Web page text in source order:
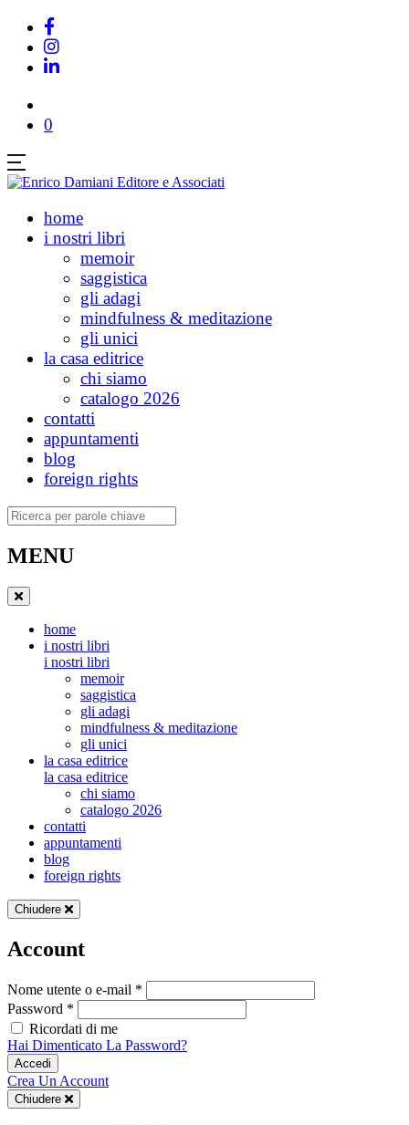
0
home
i nostri libri
memoir
saggistica
gli adagi
mindfulness & meditazione
gli unici
la casa editrice
chi siamo
catalogo 2026
contatti
appuntamenti
blog
foreign rights
Ricerca
MENU
home
i nostri libri
i nostri libri
memoir
saggistica
gli adagi
mindfulness & meditazione
gli unici
la casa editrice
la casa editrice
chi siamo
catalogo 2026
contatti
appuntamenti
blog
foreign rights
Chiudere
Account
Nome utente o e-mail *
Password *
Ricordati di me
Hai Dimenticato La Password?
Accedi
Crea Un Account
Chiudere